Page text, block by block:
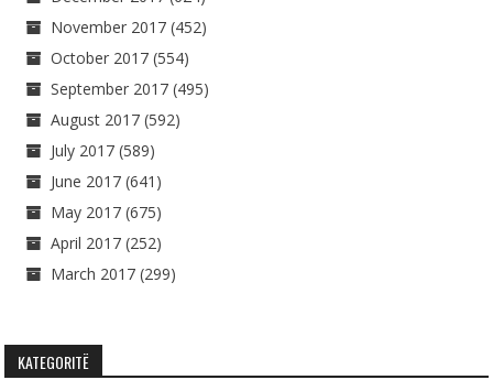
November 2017 (452)
October 2017 (554)
September 2017 (495)
August 2017 (592)
July 2017 (589)
June 2017 (641)
May 2017 (675)
April 2017 (252)
March 2017 (299)
KATEGORITË